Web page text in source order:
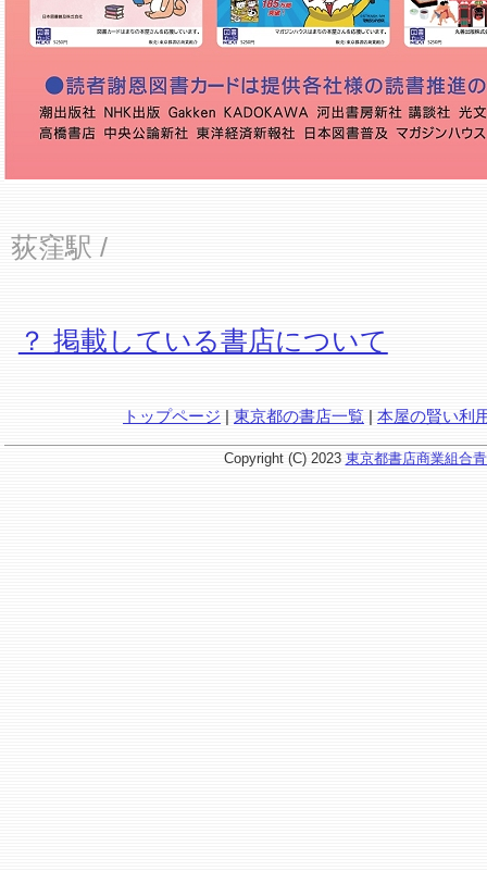
荻窪駅 /
？ 掲載している書店について
トップページ | 東京都の書店一覧 | 本屋の賢い利
Copyright (C) 2023 東京都書店商業組合